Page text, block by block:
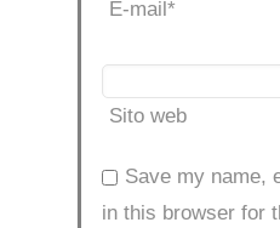
E-mail*
Sito web
Save my name,
in this browser for